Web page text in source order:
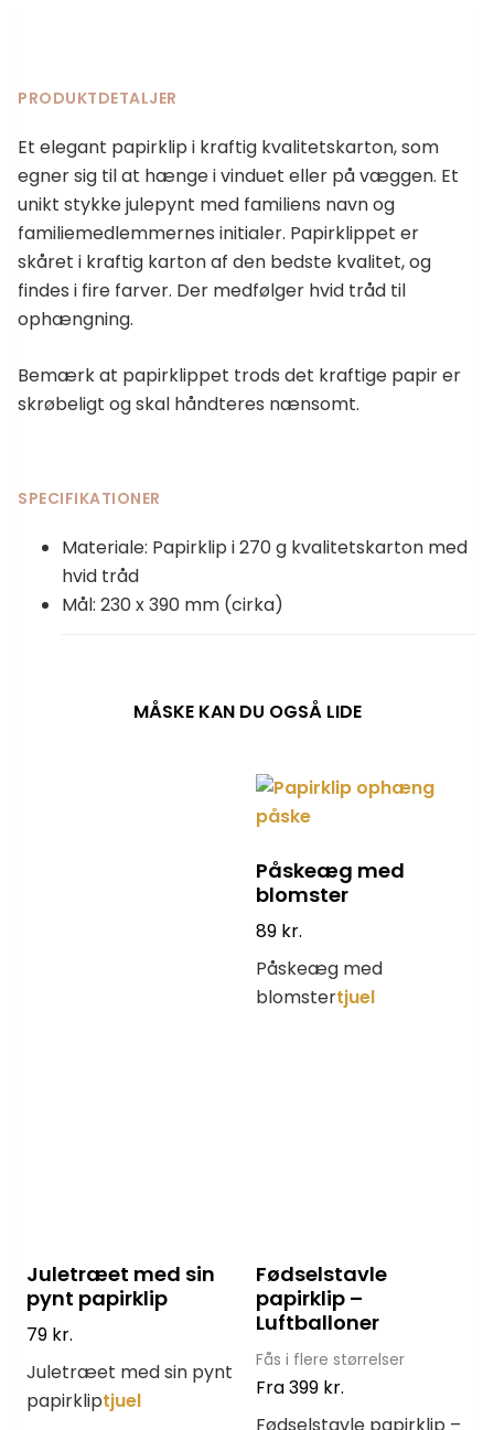
PRODUKTDETALJER
Et elegant papirklip i kraftig kvalitetskarton, som
egner sig til at hænge i vinduet eller på væggen. Et
unikt stykke julepynt med familiens navn og
familiemedlemmernes initialer. Papirklippet er
skåret i kraftig karton af den bedste kvalitet, og
findes i fire farver. Der medfølger hvid tråd til
ophængning.
Bemærk at papirklippet trods det kraftige papir er
skrøbeligt og skal håndteres nænsomt.
SPECIFIKATIONER
Materiale: Papirklip i 270 g kvalitetskarton med
hvid tråd
Mål: 230 x 390 mm (cirka)
MÅSKE KAN DU OGSÅ LIDE
Påskeæg med
blomster
89 kr.
Påskeæg med
blomstertjuel
Juletræet med sin
pynt papirklip
79 kr.
Juletræet med sin pynt
papirkliptjuel
Fødselstavle
papirklip –
Luftballoner
Fås i flere størrelser
Fra399 kr.
Fødselstavle papirklip –